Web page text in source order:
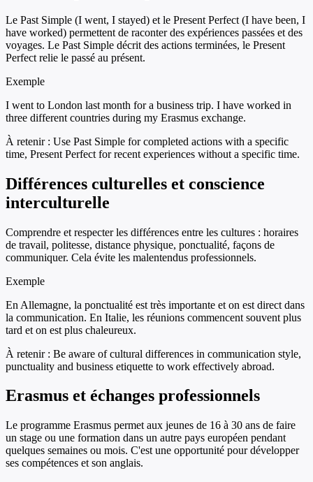
Le Past Simple (I went, I stayed) et le Present Perfect (I have been, I
have worked) permettent de raconter des expériences passées et des
voyages. Le Past Simple décrit des actions terminées, le Present
Perfect relie le passé au présent.
Exemple
I went to London last month for a business trip. I have worked in
three different countries during my Erasmus exchange.
À retenir : Use Past Simple for completed actions with a specific
time, Present Perfect for recent experiences without a specific time.
Différences culturelles et conscience
interculturelle
Comprendre et respecter les différences entre les cultures : horaires
de travail, politesse, distance physique, ponctualité, façons de
communiquer. Cela évite les malentendus professionnels.
Exemple
En Allemagne, la ponctualité est très importante et on est direct dans
la communication. En Italie, les réunions commencent souvent plus
tard et on est plus chaleureux.
À retenir : Be aware of cultural differences in communication style,
punctuality and business etiquette to work effectively abroad.
Erasmus et échanges professionnels
Le programme Erasmus permet aux jeunes de 16 à 30 ans de faire
un stage ou une formation dans un autre pays européen pendant
quelques semaines ou mois. C'est une opportunité pour développer
ses compétences et son anglais.